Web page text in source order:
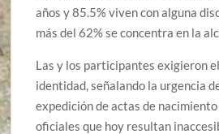
años y 85.5% viven con alguna
más del 62% se concentra en la
Las y los participantes exigieron
identidad, señalando la urgencia
expedición de actas de
oficiales que hoy resultan